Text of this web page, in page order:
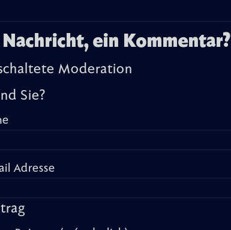
Nachricht, ein Kommentar?
Moderation
Sie?
Adresse